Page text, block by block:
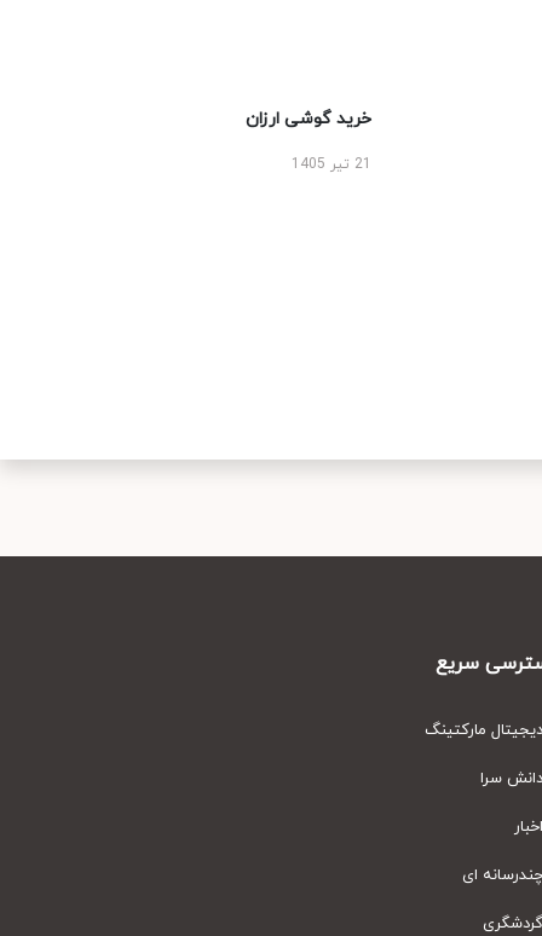
خرید گوشی ارزان
سریع
مارکتینگ
سرا
ای